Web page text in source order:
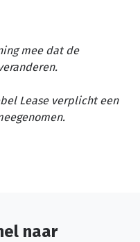
mee dat de
Lease verplicht een
naar